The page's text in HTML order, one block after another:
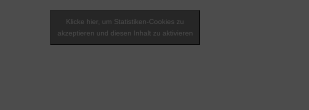
Klicke hier, um Statistiken-Cookies zu
akzeptieren und diesen Inhalt zu aktivieren